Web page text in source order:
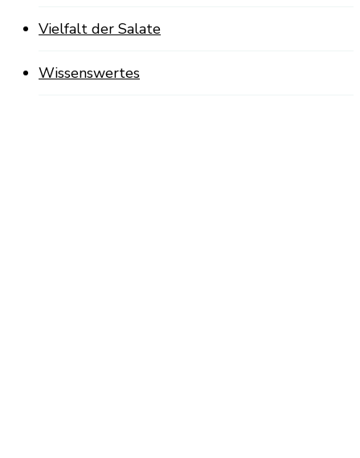
Vielfalt der Salate
Wissenswertes